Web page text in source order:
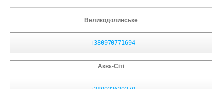
Великодолинське
+380970771694
Аква-Сіті